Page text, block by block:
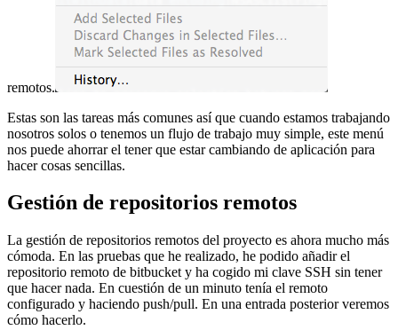
remotos.
Estas son las tareas más comunes así que cuando estamos trabajando
nosotros solos o tenemos un flujo de trabajo muy simple, este menú
nos puede ahorrar el tener que estar cambiando de aplicación para
hacer cosas sencillas.
Gestión de repositorios remotos
La gestión de repositorios remotos del proyecto es ahora mucho más
cómoda. En las pruebas que he realizado, he podido añadir el
repositorio remoto de bitbucket y ha cogido mi clave SSH sin tener
que hacer nada. En cuestión de un minuto tenía el remoto
configurado y haciendo push/pull. En una entrada posterior veremos
cómo hacerlo.